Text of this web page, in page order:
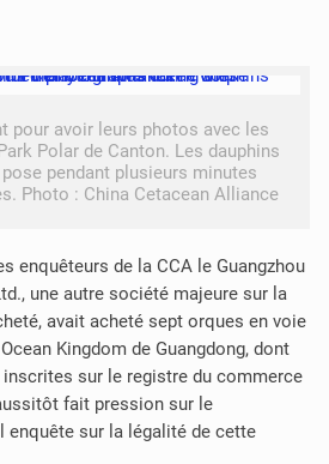
pour avoir leurs photos avec les
Polar de Canton. Les dauphins
pendant plusieurs minutes
Photo : China Cetacean Alliance
enquêteurs de la CCA le Guangzhou
une autre société majeure sur la
avait acheté sept orques en voie
Kingdom de Guangdong, dont
sur le registre du commerce
fait pression sur le
enquête sur la légalité de cette